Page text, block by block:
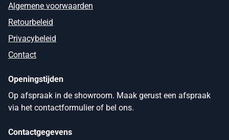
Algemene voorwaarden
Retourbeleid
Privacybeleid
Contact
Openingstijden
Op afspraak in de showroom. Maak gerust een afspraak
via het contactformulier of bel ons.
Contactgegevens